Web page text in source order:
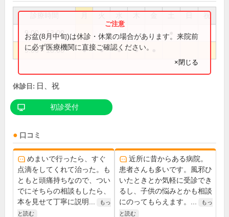
祝
9:00～13:00
9:00～18:00 ● ● ● ●
お盆(8月中旬)は休診・休業の場合があります。来院前
に必ず医療機関に直接ご確認ください。
×閉じる
休診日: 日、祝
初診受付
口コミ
めまいで行ったら、すぐ
点滴をしてくれて治った。も
ともと頭痛持ちなので、つい
でにそちらの相談もしたら、
本を見せて丁寧に説明...
もっ
と読む
近所に昔からある病院。
患者さんも多いです。風邪ひ
いたときとか気軽に受診でき
るし、子供の悩みとかも相談
にのってもらえます。...
もっ
と読む